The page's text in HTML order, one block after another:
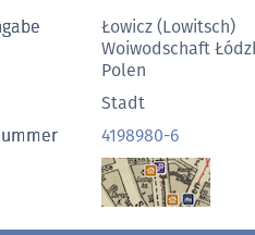
Łowicz (Lowitsch)
Woiwodschaft
Polen
Stadt
4198980-6